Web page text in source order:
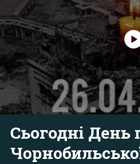
Сьогодні День